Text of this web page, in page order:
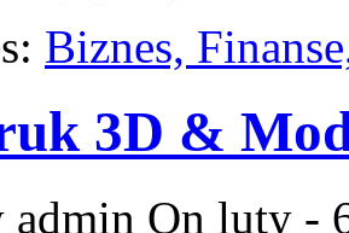
Biznes,
3D &
admin On luty -